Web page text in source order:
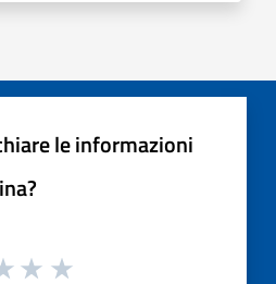
le informazioni